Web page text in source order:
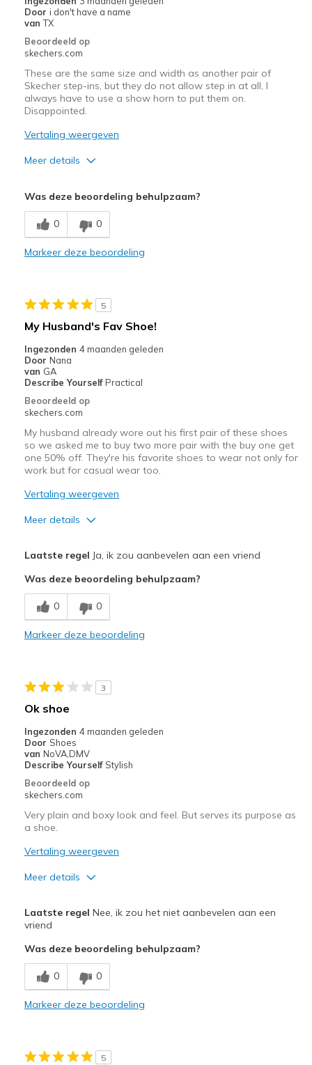
van
de
page_id
bezoeken.
Door i don't have a name
van TX
Beoordeeld op
skechers.com
These are the same size and width as another pair of
Skecher step-ins, but they do not allow step in at all, I
always have to use a show horn to put them on.
Disappointed.
Vertaling weergeven
Meer details
Width
Sizing
Feels true to size
Was deze beoordeling behulpzaam?
0 0
Markeer deze beoordeling
5
My Husband's Fav Shoe!
Ingezonden 4 maanden geleden
Door Nana
van GA
Describe Yourself Practical
Beoordeeld op
skechers.com
My husband already wore out his first pair of these shoes
so we asked me to buy two more pair with the buy one get
one 50% off. They're his favorite shoes to wear not only for
work but for casual wear too.
Vertaling weergeven
Meer details
Breathe Well
Comfortable
Width
Sizing
Feels true to size
View On Shoes
Laatste regel Ja, ik zou aanbevelen aan een vriend
Was deze beoordeling behulpzaam?
0 0
Markeer deze beoordeling
3
Ok shoe
Ingezonden 4 maanden geleden
Door Shoes
van NoVA,DMV
Describe Yourself Stylish
Beoordeeld op
skechers.com
Very plain and boxy look and feel. But serves its purpose as
a shoe.
Vertaling weergeven
Meer details
Durable
Minpunten
Need Break In
Beste toepassingen
Width
Feels too wide
Laatste regel Nee, ik zou het niet aanbevelen aan een
vriend
Was deze beoordeling behulpzaam?
0 0
Markeer deze beoordeling
5